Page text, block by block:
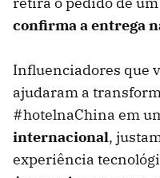
confirma a entrega
Influenciadores que
ajudaram a
#hotelnaChina em
internacional,
experiência